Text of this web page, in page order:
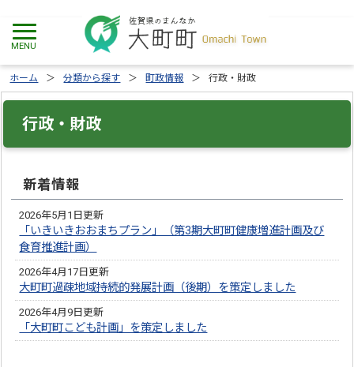
ホーム 分類から探す 町政情報 行政・財政
行政・財政
新着情報
2026年5月1日更新
「いきいきおおまちプラン」（第3期大町町健康増進計画及び
食育推進計画）
2026年4月17日更新
大町町過疎地域持続的発展計画（後期）を策定しました
2026年4月9日更新
「大町町こども計画」を策定しました